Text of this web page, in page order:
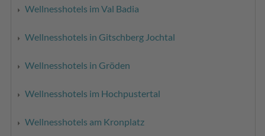
Wellnesshotels im Val Badia
Wellnesshotels in Gitschberg Jochtal
Wellnesshotels in Gröden
Wellnesshotels im Hochpustertal
Wellnesshotels am Kronplatz